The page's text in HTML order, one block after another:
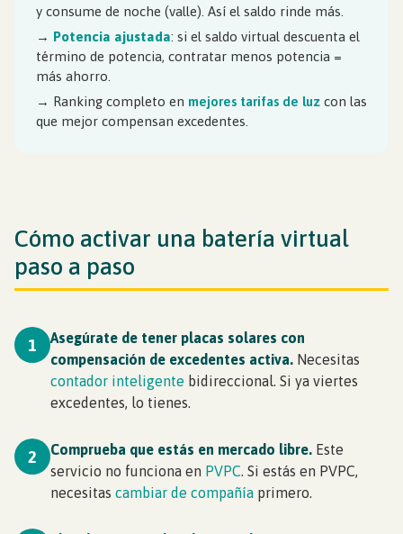
y consume de noche (valle). Así el saldo rinde más.
→ Potencia ajustada: si el saldo virtual descuenta el
término de potencia, contratar menos potencia =
más ahorro.
→ Ranking completo en mejores tarifas de luz con las
que mejor compensan excedentes.
Cómo activar una batería virtual
paso a paso
1
Asegúrate de tener placas solares con
compensación de excedentes activa. Necesitas
contador inteligente bidireccional. Si ya viertes
excedentes, lo tienes.
2 Comprueba que estás en mercado libre. Este
servicio no funciona en PVPC. Si estás en PVPC,
necesitas cambiar de compañía primero.